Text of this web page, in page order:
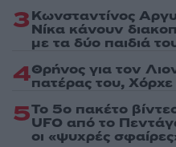
3Κωνσταντίνος
Νίκα κάνουν
με τα δύο παιδιά
4Θρήνος για τον
πατέρας του, Χόρχε
5Το 5ο πακέτο
UFO από το
οι «ψυχρές